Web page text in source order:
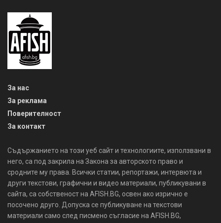
За нас
За реклама
Поверителност
За контакт
Съдържанието на този уеб сайт и технологиите, използвани в
него, са под закрила на Закона за авторското право и
сродните му права. Всички статии, репортажи, интервюта и
други текстови, графични и видео материали, публикувани в
сайта, са собственост на AFISH.BG, освен ако изрично е
посочено друго. Допуска се публикуване на текстови
материали само след писмено съгласие на AFISH.BG,